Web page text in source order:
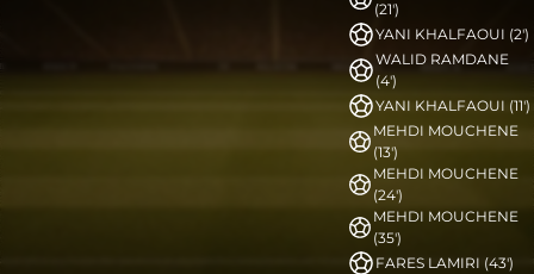
(21')
YANI KHALFAOUI (2')
WALID RAMDANE
(4')
YANI KHALFAOUI (11')
MEHDI MOUCHENE
(13')
MEHDI MOUCHENE
(24')
MEHDI MOUCHENE
(35')
FARES LAMIRI (43')